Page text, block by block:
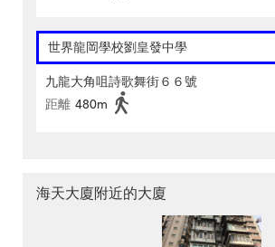
世界龍岡學校劉皇發中學
九龍大角咀詩歌舞街６６號
距離 480m
海天大廈附近的大廈